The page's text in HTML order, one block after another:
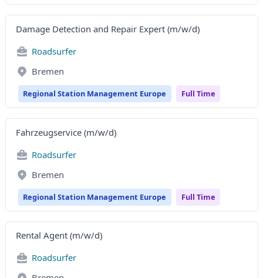
Damage Detection and Repair Expert (m/w/d)
Roadsurfer
Bremen
Regional Station Management Europe Full Time
Fahrzeugservice (m/w/d)
Roadsurfer
Bremen
Regional Station Management Europe Full Time
Rental Agent (m/w/d)
Roadsurfer